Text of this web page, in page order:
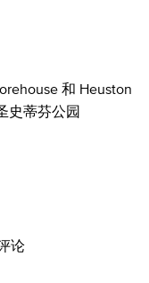
和 Heuston
史蒂芬公园
论